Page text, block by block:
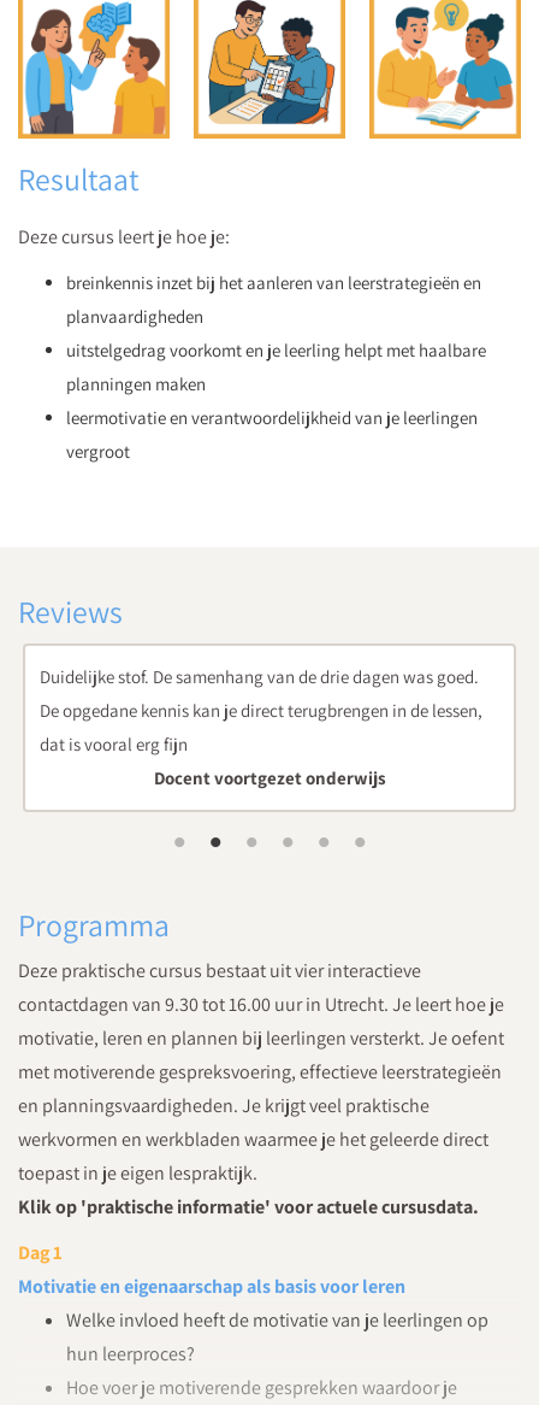
Resultaat
Deze cursus leert je hoe je:
breinkennis inzet bij het aanleren van leerstrategieën en
planvaardigheden
uitstelgedrag voorkomt en je leerling helpt met haalbare
planningen maken
leermotivatie en verantwoordelijkheid van je leerlingen
vergroot
Reviews
De cursus zit helder en logisch in elkaar, didactisch sterk.
werkvormen zijn meteen toepasbaar in de klas.
Docent voortgezet onderwijs
Programma
Deze praktische cursus bestaat uit vier interactieve
contactdagen van 9.30 tot 16.00 uur in Utrecht. Je leert hoe je
motivatie, leren en plannen bij leerlingen versterkt. Je oefent
met motiverende gespreksvoering, effectieve leerstrategieën
en planningsvaardigheden. Je krijgt veel praktische
werkvormen en werkbladen waarmee je het geleerde direct
toepast in je eigen lespraktijk.
Klik op 'praktische informatie' voor actuele cursusdata.
Dag 1
Motivatie en eigenaarschap als basis voor leren
Welke invloed heeft de motivatie van je leerlingen op
hun leerproces?
Hoe voer je motiverende gesprekken waardoor je